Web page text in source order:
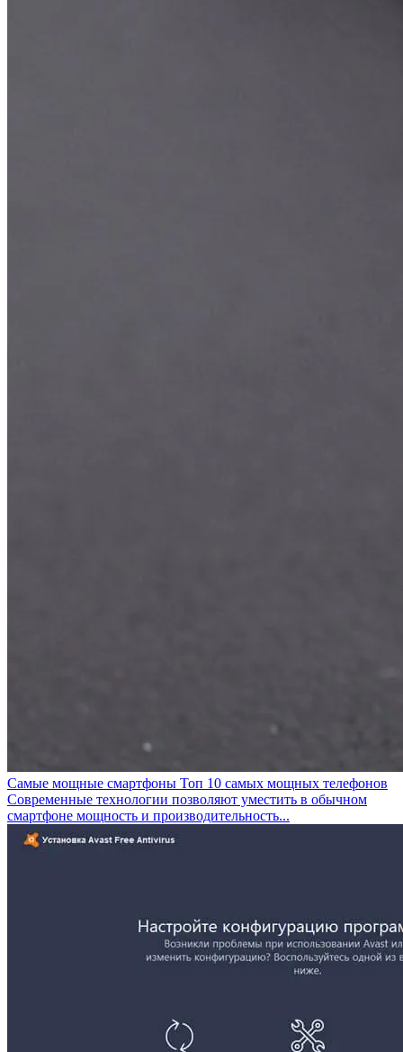
Самые мощные смартфоны Топ 10 самых мощных телефонов
Современные технологии позволяют уместить в обычном
смартфоне мощность и производительность...